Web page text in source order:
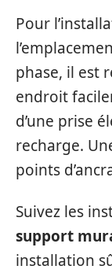
Pour
phase, il est
endroit
d’une prise
recharge.
points
Suivez les
support
installation